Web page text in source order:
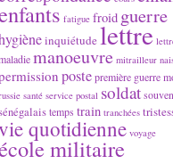
fatigue froid guerre
inquiétudelettre
manoeuvre mitrailleur
poste première guerre
santé service postal soldat
temps train tranchées
quotidienne voyage
militaire